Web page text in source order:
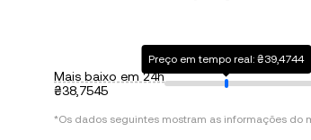
Mais baixo em 24h
₴38,7545
Preço em tempo real: ₴39,4744
*Os dados seguintes mostram as informações do